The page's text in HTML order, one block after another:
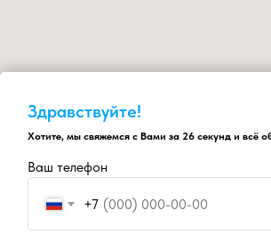
Здравствуйте!
Хотите, мы свяжемся с Вами за 26 секунд и всё
Ваш телефон
+7